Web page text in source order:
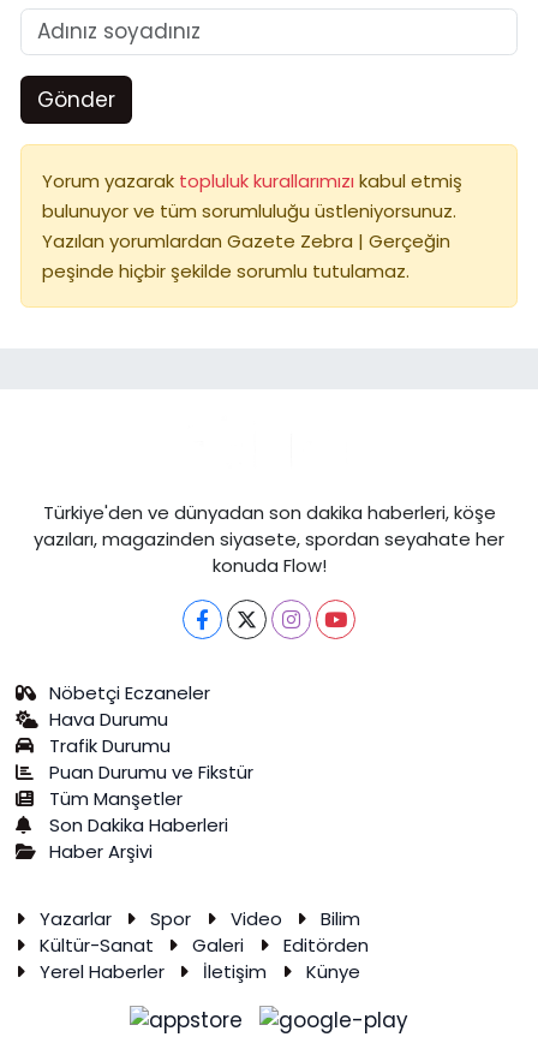
Gönder
Yorum yazarak topluluk kurallarımızı kabul etmiş
bulunuyor ve tüm sorumluluğu üstleniyorsunuz.
Yazılan yorumlardan Gazete Zebra | Gerçeğin
peşinde hiçbir şekilde sorumlu tutulamaz.
Türkiye'den ve dünyadan son dakika haberleri, köşe
yazıları, magazinden siyasete, spordan seyahate her
konuda Flow!
Nöbetçi Eczaneler
Hava Durumu
Trafik Durumu
Puan Durumu ve Fikstür
Tüm Manşetler
Son Dakika Haberleri
Haber Arşivi
Yazarlar Spor Video
Bilim
Kültür-Sanat
Galeri
Editörden
Yerel Haberler
İletişim Künye